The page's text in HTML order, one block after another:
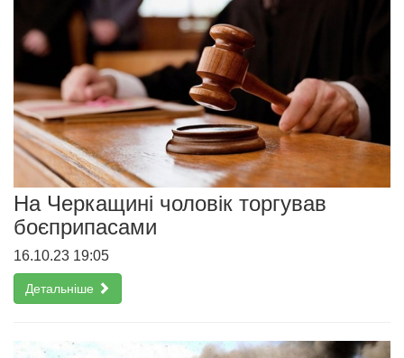
На Черкащині чоловік торгував
боєприпасами
16.10.23 19:05
Детальніше